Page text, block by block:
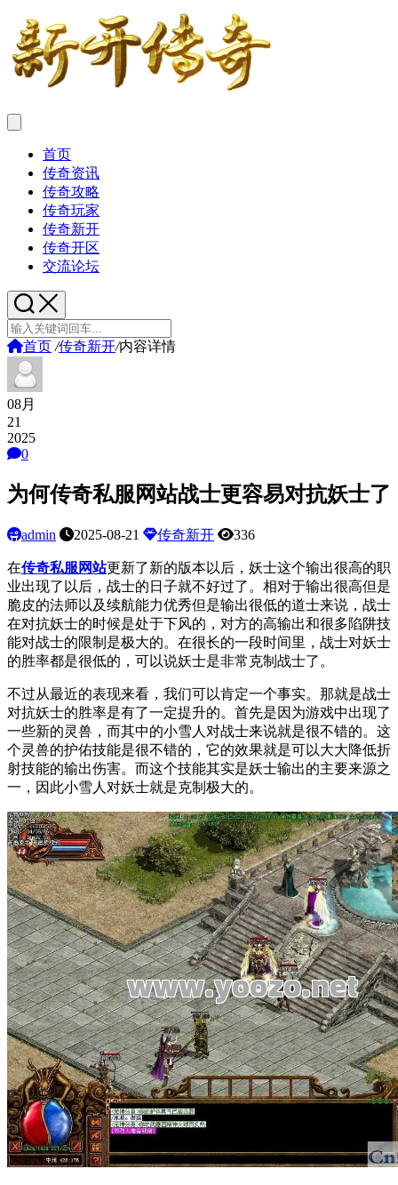
首页
传奇资讯
传奇攻略
传奇玩家
传奇新开
传奇开区
交流论坛
首页 /传奇新开/内容详情
08月
21
2025
0
为何传奇私服网站战士更容易对抗妖士了
admin 2025-08-21 传奇新开 336
在传奇私服网站更新了新的版本以后，妖士这个输出很高的职
业出现了以后，战士的日子就不好过了。相对于输出很高但是
脆皮的法师以及续航能力优秀但是输出很低的道士来说，战士
在对抗妖士的时候是处于下风的，对方的高输出和很多陷阱技
能对战士的限制是极大的。在很长的一段时间里，战士对妖士
的胜率都是很低的，可以说妖士是非常克制战士了。
不过从最近的表现来看，我们可以肯定一个事实。那就是战士
对抗妖士的胜率是有了一定提升的。首先是因为游戏中出现了
一些新的灵兽，而其中的小雪人对战士来说就是很不错的。这
个灵兽的护佑技能是很不错的，它的效果就是可以大大降低折
射技能的输出伤害。而这个技能其实是妖士输出的主要来源之
一，因此小雪人对妖士就是克制极大的。